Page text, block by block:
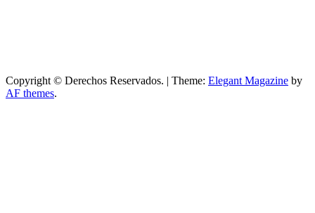
Copyright © Derechos Reservados. | Theme: Elegant Magazine by
AF themes.